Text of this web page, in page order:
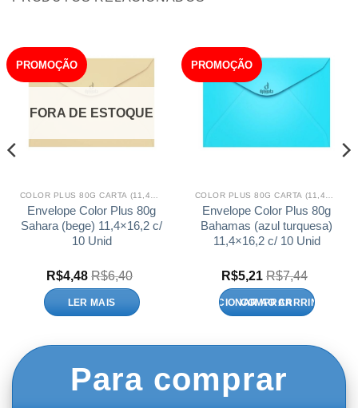
PROMOÇÃO
FORA DE ESTOQUE
Envelope Color Plus 80g
Sahara (bege) 11,4×16,2 c/
10 Unid
R$4,48 R$6,40
LER MAIS
PROMOÇÃO
Envelope Color Plus 80g
Bahamas (azul turquesa)
11,4×16,2 c/ 10 Unid
R$5,21 R$7,44
ADICIONAR AO CARRINHO
Para comprar